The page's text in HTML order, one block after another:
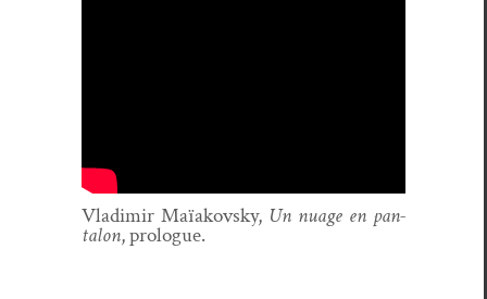
Vladimir Maïakovsky, Un nuage en pan­
talon, pro­logue.